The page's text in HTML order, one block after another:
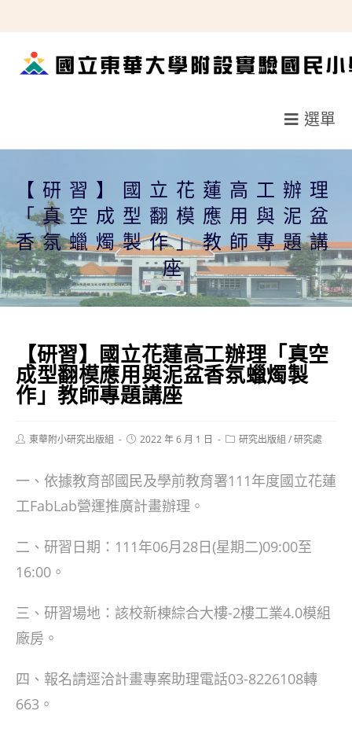
轉
選單
【研習】國立花蓮高工辦理
「真空成型翻模應用與泥盆
香氛蠟燭製作」教師專題講
座
【研習】國立花蓮高工辦理「真空
成型翻模應用與泥盆香氛蠟燭製
作」教師專題講座
Post東華附小研究出版組
Post2022 年 6 月 1 日
Post研究出版組 /研究處
一、依據教育部國民及學前教育署111年度國立花蓮
工FabLab營運推廣計畫辦理。
二、研習日期：111年06月28日(星期二)09:00至
16:00。
三、研習場地：該校新棟綜合大樓-2樓工業4.0模組
廠房。
四、報名請逕洽計畫專案助理電話03-8226108轉
663。